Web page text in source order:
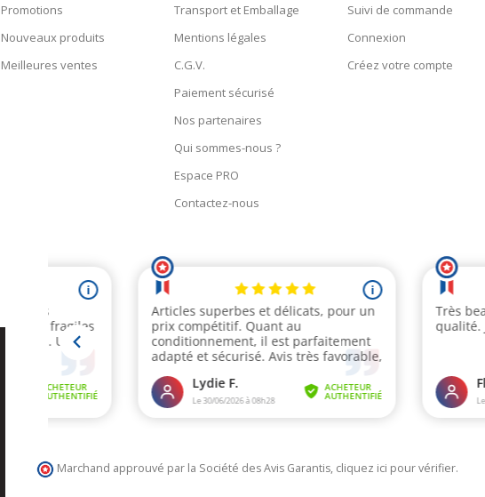
Promotions
Nouveaux produits
Meilleures ventes
Transport et Emballage
Mentions légales
C.G.V.
Paiement sécurisé
Nos partenaires
Qui sommes-nous ?
Espace PRO
Contactez-nous
Suivi de commande
Connexion
Créez votre compte
Marchand approuvé par la Société des Avis Garantis, cliquez ici pour vérifier.